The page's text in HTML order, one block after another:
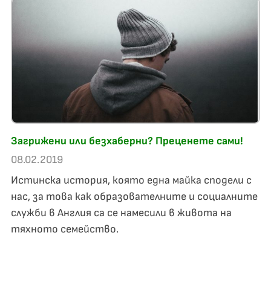
Загрижени или безхаберни? Преценете сами!
08.02.2019
Истинска история, която една майка сподели с
нас, за това как образователните и социалните
служби в Англия са се намесили в живота на
тяхното семейство.